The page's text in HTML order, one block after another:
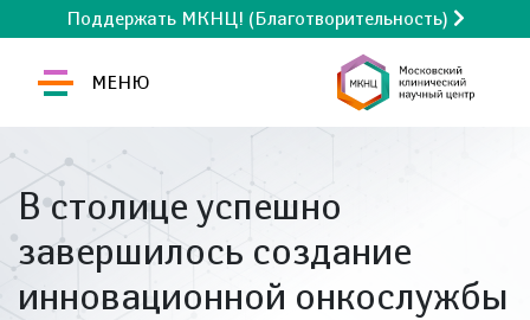
Поддержать МКНЦ! (Благотворительность)
МЕНЮ
В столице успешно
завершилось создание
инновационной онкослужбы